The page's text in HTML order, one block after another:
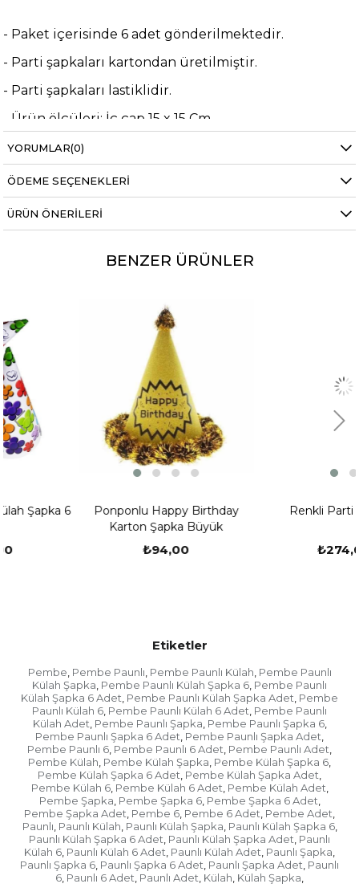
- Paket içerisinde 6 adet gönderilmektedir.
- Parti şapkaları kartondan üretilmiştir.
- Parti şapkaları lastiklidir.
- Ürün ölçüleri; İç çap 15 x 15 Cm
- Ürün ölçüleri; uzunluk 18 cm
- Yetişkinlere ve çocuklara uyumludur.
Parti Şapkaları
alada ve yaşta olan insanlar için sık şekilde
uygulanmaktadır. Bu eğlence düzenini oldukça
profesyonel ve bütün detayına kadar temin eden bir
firma bulunmaktadır. Bunun firmanın ismi
partioutlet sitesi olarak hizmet vermeye devam
etmektedir. Ve firmada yer alan parti ve kutlama
eğlence adına bütün ürünler çeşitli ve detaylı
şekilde yer almaktadır. Özellikle
birçok çeşidi gibi buna benzer şeylere kısa sürede
sahip olabilirsiniz. Eğlence ürünlerinin adresi olarak
bu siteden çeşitli birçok ürünleri sipariş
ürünleri de yer almaktadır. Her yaş grubuna ayrı
firmadır. Geniş kapsamda verilen hizmet ile sık
şekilde tercih edilmektedir. Kaliteli uygun fiyatlı
parti şapkasıve çeşitlerini oldukça makul şekilde
temin edebilirsiniz. Müşteri memnuniyeti için
özenli ve detaylı şekilde çalışma sergilenmektedir.
Fiyat sektöre göre uygun mu evet verilen hizmete
göre gayet idealdir.
Her Yaş Grubuna Parti Konsepti
Firmada yer alan ürünler günümüzde her yaş
YORUMLAR(0)
ÖDEME SEÇENEKLERI
ÜRÜN ÖNERILERI
BENZER ÜRÜNLER
6
Ponponlu Happy Birthday
Karton Şapka Büyük
Renkli Parti Şapkası
Etiketler
Pembe, Pembe Paunlı, Pembe Paunlı Külah, Pembe Paunlı
Külah Şapka, Pembe Paunlı Külah Şapka 6, Pembe Paunlı
Külah Şapka 6 Adet, Pembe Paunlı Külah Şapka Adet, Pembe
Paunlı Külah 6, Pembe Paunlı Külah 6 Adet, Pembe Paunlı
Külah Adet, Pembe Paunlı Şapka, Pembe Paunlı Şapka 6,
Pembe Paunlı Şapka 6 Adet, Pembe Paunlı Şapka Adet,
Pembe Paunlı 6, Pembe Paunlı 6 Adet, Pembe Paunlı Adet,
Pembe Külah, Pembe Külah Şapka, Pembe Külah Şapka 6,
Pembe Külah Şapka 6 Adet, Pembe Külah Şapka Adet,
Pembe Külah 6, Pembe Külah 6 Adet, Pembe Külah Adet,
Pembe Şapka, Pembe Şapka 6, Pembe Şapka 6 Adet,
Pembe Şapka Adet, Pembe 6, Pembe 6 Adet, Pembe Adet,
Paunlı, Paunlı Külah, Paunlı Külah Şapka, Paunlı Külah Şapka 6,
Paunlı Külah Şapka 6 Adet, Paunlı Külah Şapka Adet, Paunlı
Külah 6, Paunlı Külah 6 Adet, Paunlı Külah Adet, Paunlı Şapka,
Paunlı Şapka 6, Paunlı Şapka 6 Adet, Paunlı Şapka Adet, Paunlı
6, Paunlı 6 Adet, Paunlı Adet, Külah, Külah Şapka,